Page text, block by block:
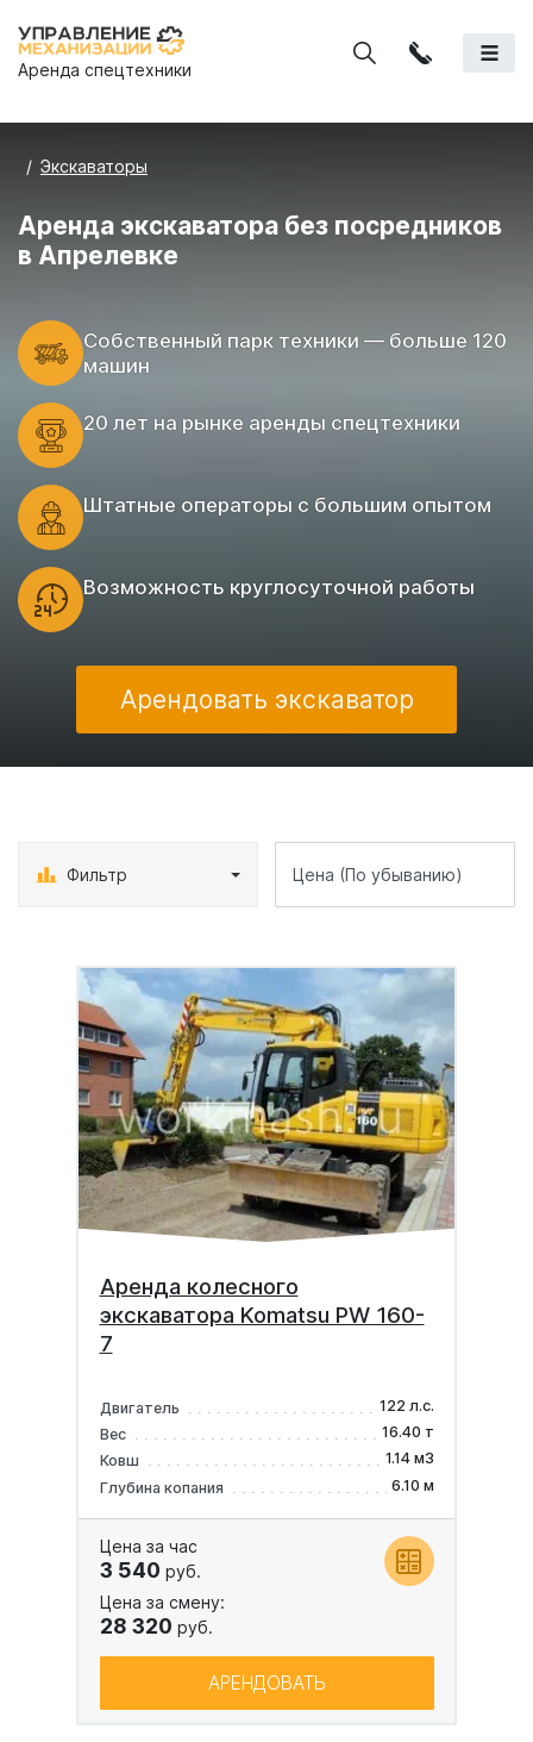
Аренда спецтехники
Экскаваторы
Аренда экскаватора без посредников
в Апрелевке
Cобственный парк техники — больше 120
машин
20 лет на рынке аренды спецтехники
Штатные операторы с большим опытом
Возможность круглосуточной работы
Арендовать экскаватор
Фильтр
Аренда колесного
экскаватора Komatsu PW 160-
7
Двигатель
122 л.с.
Вес
16.40 т
Ковш
1.14 м3
Глубина копания
6.10 м
Цена за час
3 540 руб.
Цена за смену:
28 320 руб.
АРЕНДОВАТЬ